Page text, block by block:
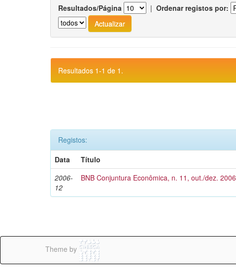
Resultados/Página | Ordenar registos por:
Resultados 1-1 de 1.
Registos:
Data
Título
2006-
12
BNB Conjuntura Econômica, n. 11, out./dez. 2006
Theme by